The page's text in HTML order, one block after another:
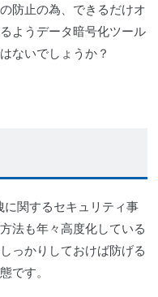
防止の為、できるだけオ
ようデータ暗号化ツール
ないでしょうか？
関するセキュリティ事
法も年々高度化している
っかりしておけば防げる
です。